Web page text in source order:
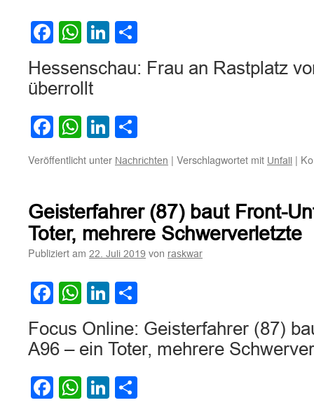
Hotelzimmer
Facebook
WhatsApp
LinkedIn
Hessenschau: Frau an Rastplatz
überrollt
Facebook
WhatsApp
LinkedIn
Veröffentlicht unter Nachrichten | Verschlagwortet mit Unfall |
Geisterfahrer (87) baut Front-
Toter, mehrere Schwerverletzte
Publiziert am 22. Juli 2019 von raskwar
Facebook
WhatsApp
LinkedIn
Focus Online: Geisterfahrer (87)
A96 – ein Toter, mehrere
Facebook
WhatsApp
LinkedIn